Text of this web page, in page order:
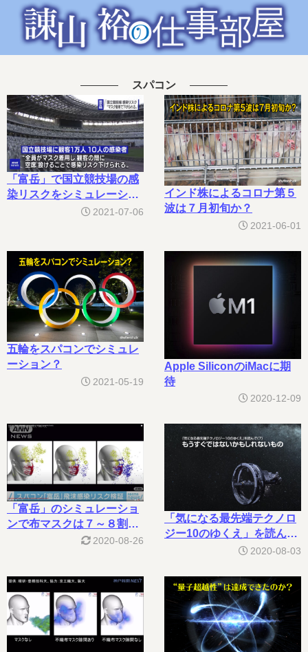
スパコン
「富岳」で国立競技場の感
染リスクをシミュレーショ
2021-07-06
インド株によるコロナ第５
波は７月初旬か？
2021-06-01
五輪をスパコンでシミュレ
ーション？
2021-05-19
Apple SiliconのiMacに期
待
2020-12-09
「富岳」のシミュレーショ
ンで布マスクは７～８割の
2020-08-26
「気になる最先端テクノロ
ジー10のゆくえ」を読んで
2020-08-03